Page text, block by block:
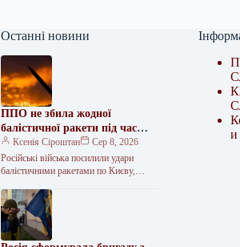
Останні новини
ППО не збила жодної
балістичної ракети під час
нічної атаки
Ксенія Сіроштан
Сер 8, 2026
Російські війська посилили удари
балістичними ракетами по Києву,
шість зенітно-керованих ракет С-400
та…
и